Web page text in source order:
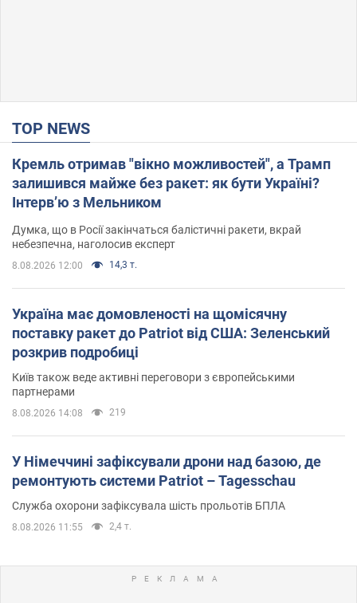
TOP NEWS
Кремль отримав "вікно можливостей", а Трамп
залишився майже без ракет: як бути Україні?
Інтерв’ю з Мельником
Думка, що в Росії закінчаться балістичні ракети, вкрай
небезпечна, наголосив експерт
8.08.2026 12:00 14,3 т.
Україна має домовленості на щомісячну
поставку ракет до Patriot від США: Зеленський
розкрив подробиці
Київ також веде активні переговори з європейськими
партнерами
8.08.2026 14:08 219
У Німеччині зафіксували дрони над базою, де
ремонтують системи Patriot – Tagesschau
Служба охорони зафіксувала шість прольотів БПЛА
8.08.2026 11:55 2,4 т.